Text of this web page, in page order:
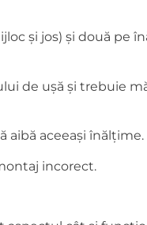
și jos) și două pe
de ușă și trebuie
aibă aceeași înălțime.
incorect.